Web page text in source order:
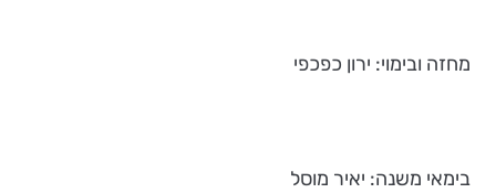
מחזה ובימוי: ירון כפכפי
בימאי משנה: יאיר מוסל